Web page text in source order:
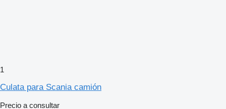
1
Culata para Scania camión
Precio a consultar